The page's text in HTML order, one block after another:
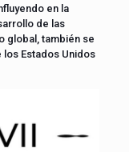
en la
de las
global, también se
los Estados Unidos